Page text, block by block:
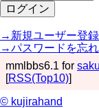
→新規ユーザー登録
→パスワードを忘
mmlbbs6.1 for
[RSS(Top10)]
© kujirahand